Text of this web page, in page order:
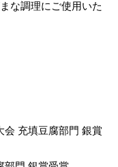
な調理にご使用いた
会 充填豆腐部門 銀賞